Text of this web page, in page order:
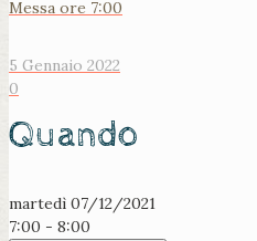
Messa ore 7:00
5 Gennaio 2022
0
Quando
martedì 07/12/2021
7:00 - 8:00